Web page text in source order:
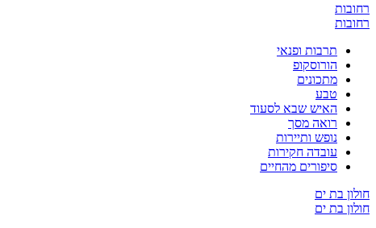
רחובות
רחובות
תרבות ופנאי
הורוסקופ
מתכונים
טבע
האיש שבא לסעוד
רואה מסך
נופש ותיירות
עובדה חקירות
סיפורים מהחיים
חולון בת ים
חולון בת ים